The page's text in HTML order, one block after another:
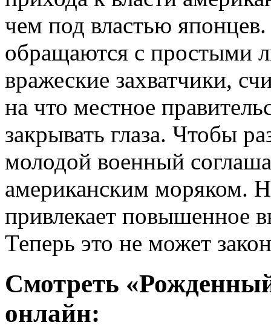
чем под властью
обращаются с простыми
вражеские захватчики,
на что местное
закрывать глаза. Чтобы
молодой военный
американским моряком.
привлекает повышенное
Теперь это не может
Смотреть
онлайн: